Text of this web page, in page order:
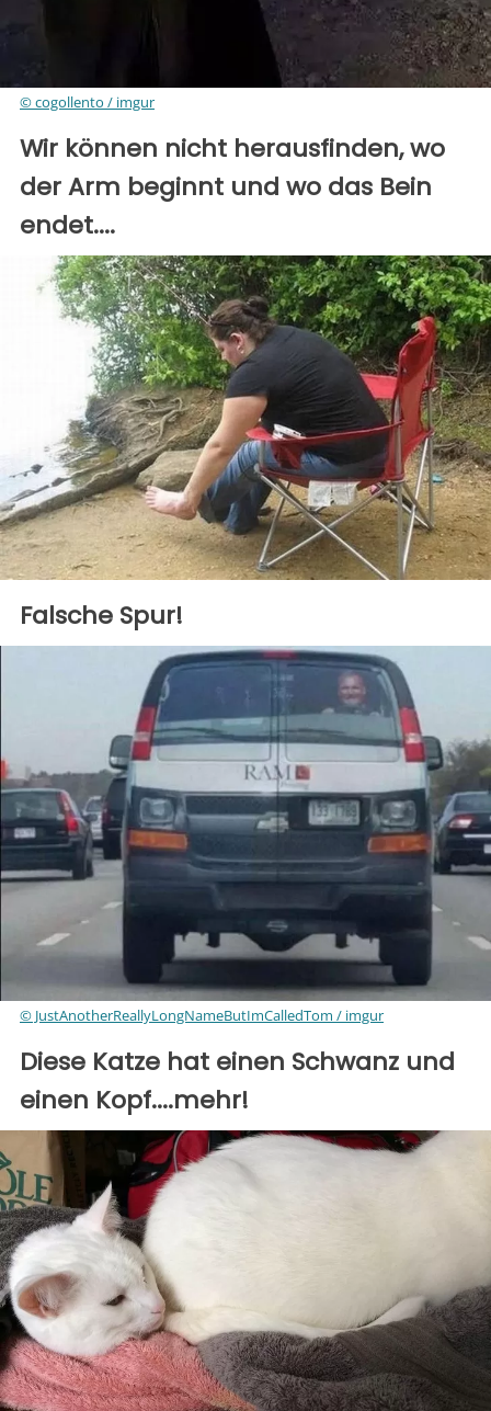
© cogollento / imgur
Wir können nicht herausfinden, wo
der Arm beginnt und wo das Bein
endet....
Falsche Spur!
© JustAnotherReallyLongNameButImCalledTom / imgur
Diese Katze hat einen Schwanz und
einen Kopf....mehr!